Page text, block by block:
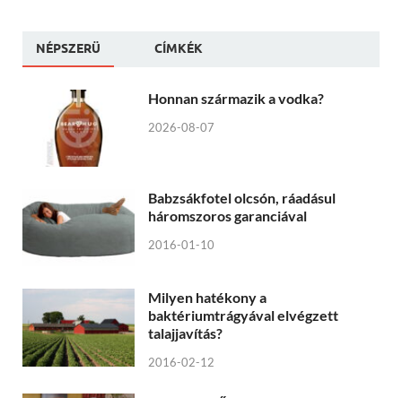
NÉPSZERÜ CÍMKÉK
Honnan származik a vodka?
2026-08-07
Babzsákfotel olcsón, ráadásul
háromszoros garanciával
2016-01-10
Milyen hatékony a
baktériumtrágyával elvégzett
talajjavítás?
2016-02-12